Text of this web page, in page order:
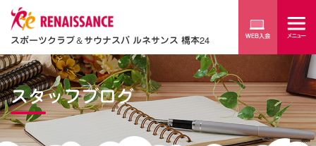
スポーツクラブ＆サウナスパ ルネサンス 橋本24
スタッフブログ